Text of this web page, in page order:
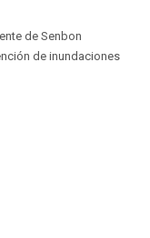
de Senbon
de inundaciones